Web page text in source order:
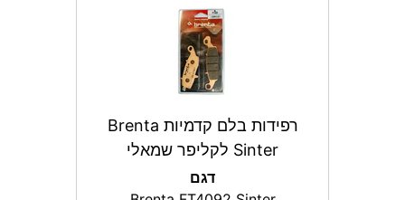
רפידות בלם קדמיות Brenta
Sinter לקליפר שמאלי
דגם